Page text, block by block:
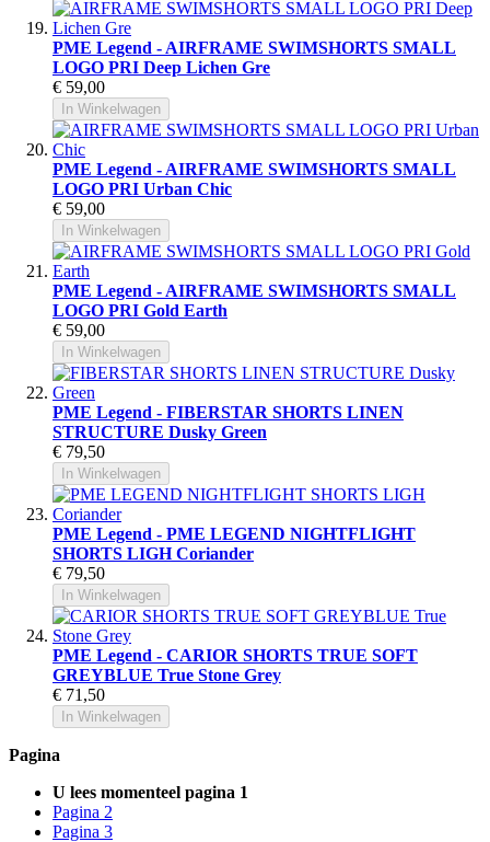
PME Legend - AIRFRAME SWIMSHORTS SMALL
LOGO PRI Deep Lichen Gre
€ 59,00
In Winkelwagen
PME Legend - AIRFRAME SWIMSHORTS SMALL
LOGO PRI Urban Chic
€ 59,00
In Winkelwagen
PME Legend - AIRFRAME SWIMSHORTS SMALL
LOGO PRI Gold Earth
€ 59,00
In Winkelwagen
PME Legend - FIBERSTAR SHORTS LINEN
STRUCTURE Dusky Green
€ 79,50
In Winkelwagen
PME Legend - PME LEGEND NIGHTFLIGHT
SHORTS LIGH Coriander
€ 79,50
In Winkelwagen
PME Legend - CARIOR SHORTS TRUE SOFT
GREYBLUE True Stone Grey
€ 71,50
In Winkelwagen
Pagina
U lees momenteel pagina 1
Pagina 2
Pagina 3